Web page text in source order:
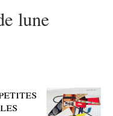
lune